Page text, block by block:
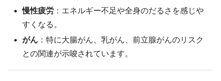
慢性疲労 ：エネルギー不足や全身のだるさを感じや
すくなる。
がん ：特に大腸がん、乳がん、前立腺がんのリスク
との関連が示唆されています。